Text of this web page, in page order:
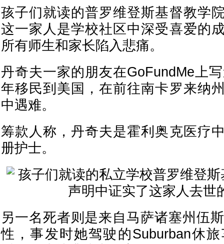
孩子们就读的普罗维登斯基督教学
这一家人是学校社区中深受喜爱的
所有师生和家长陷入悲痛。
丹奇夫一家的朋友在GoFundMe上
年移民到美国，在前往南卡罗来纳
中遇难。
筹款人称，丹奇夫是霍利奥克医疗
册护士。
另一名死者则是来自马萨诸塞州伍
性，事发时她驾驶的Suburban休